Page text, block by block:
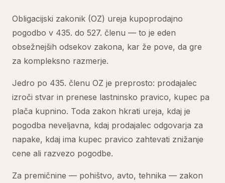
Obligacijski zakonik (OZ) ureja kupoprodajno
pogodbo v 435. do 527. členu — to je eden
obsežnejših odsekov zakona, kar že pove, da gre
za kompleksno razmerje.
Jedro po 435. členu OZ je preprosto: prodajalec
izroči stvar in prenese lastninsko pravico, kupec pa
plača kupnino. Toda zakon hkrati ureja, kdaj je
pogodba neveljavna, kdaj prodajalec odgovarja za
napake, kdaj ima kupec pravico zahtevati znižanje
cene ali razvezo pogodbe.
Za premičnine — pohištvo, avto, tehnika — zakon